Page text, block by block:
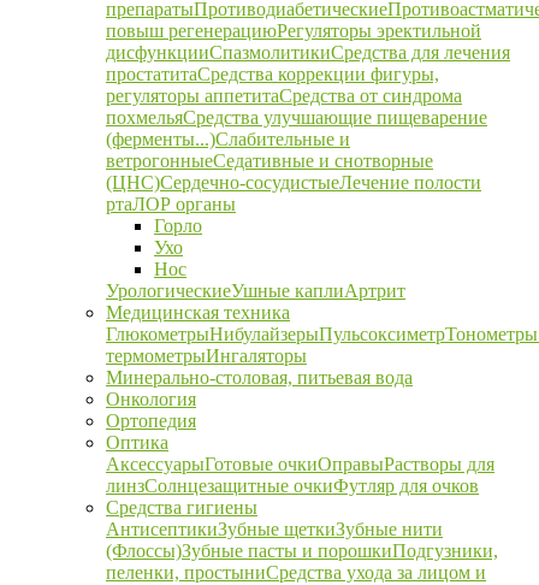
препаратыПротиводиабетические
повыш регенерациюРегуляторы эректильной
дисфункцииСпазмолитикиСредства для лечения
простатитаСредства коррекции фигуры,
регуляторы аппетитаСредства от синдрома
похмельяСредства улучшающие пищеварение
(ферменты...)Слабительные и
ветрогонныеСедативные и снотворные
(ЦНС)Сердечно-сосудистыеЛечение полости
ртаЛОР органы
Горло
Ухо
Нос
УрологическиеУшные каплиАртрит
Медицинская техника
ГлюкометрыНибулайзерыПульсоксиметрТонометры
термометрыИнгаляторы
Минерально-столовая, питьевая вода
Онкология
Ортопедия
Оптика
АксессуарыГотовые очкиОправыРастворы для
линзСолнцезащитные очкиФутляр для очков
Средства гигиены
АнтисептикиЗубные щеткиЗубные нити
(Флоссы)Зубные пасты и порошкиПодгузники,
пеленки, простыниСредства ухода за лицом и